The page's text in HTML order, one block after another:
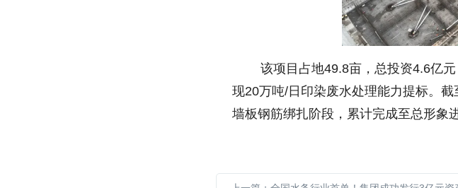
该项目占地49.8亩，总投资4.6亿元
现20万吨/日印染废水处理能力提标。
墙板钢筋绑扎阶段，累计完成至总形象